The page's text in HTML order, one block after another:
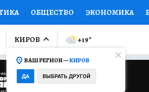
ОБЩЕСТВО ЭКОНОМИКА
ПРОИСШЕСТВИЯ
ОТКРЫВАЕМ МИР Я ЗНАЮ
ПРОМОКОДЫ СЕРИАЛЫ
КИРОВ
ВАШ РЕГИОН —КИРОВ
ДА ВЫБРАТЬ ДРУГОЙ
+19°